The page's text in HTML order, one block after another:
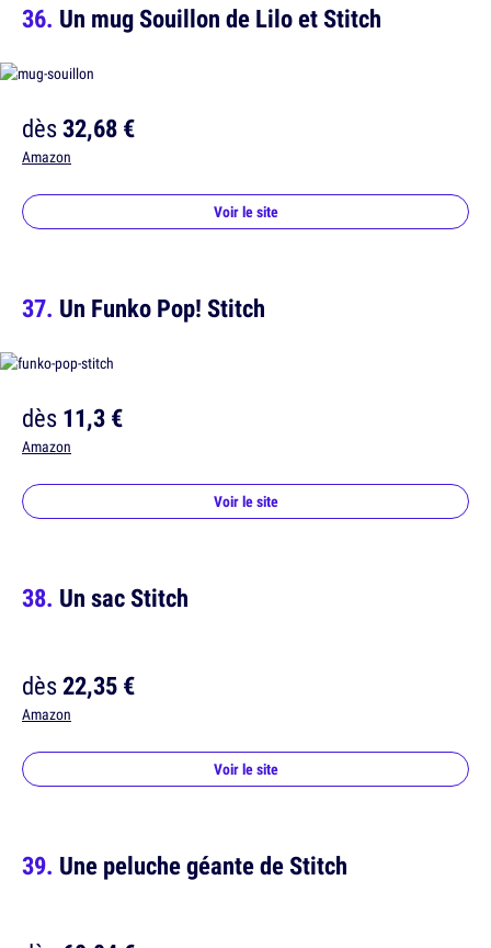
Un mug Souillon de Lilo et Stitch
dès32,68 €
Amazon
Voir le site
Un Funko Pop! Stitch
dès11,3 €
Amazon
Voir le site
Un sac Stitch
dès22,35 €
Amazon
Voir le site
Une peluche géante de Stitch